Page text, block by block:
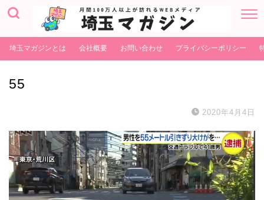
埼玉マガジンとは 会社概要 お問い合わせ プライバシーポリシー
55
2020年4月4日